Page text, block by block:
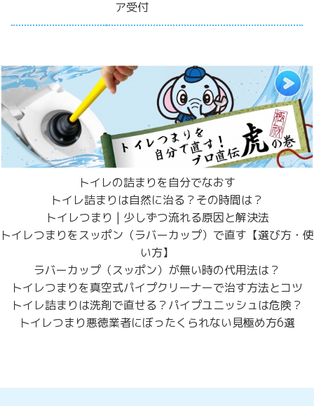
ア受付
トイレの詰まりを自分でなおす
トイレ詰まりは自然に治る？その時間は？
トイレつまり | 少しずつ流れる原因と解決法
トイレつまりをスッポン（ラバーカップ）で直す【選び方・使
い方】
ラバーカップ（スッポン）が無い時の代用法は？
トイレつまりを真空式パイプクリーナーで治す方法とコツ
トイレ詰まりは洗剤で直せる？パイプユニッシュは危険？
トイレつまり悪徳業者にぼったくられない見極め方6選